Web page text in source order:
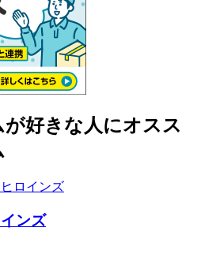
好きな人にオスス
ンズ